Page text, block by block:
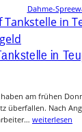
Dahme-
in
am frühen
überfallen. Nach
weiterlesen